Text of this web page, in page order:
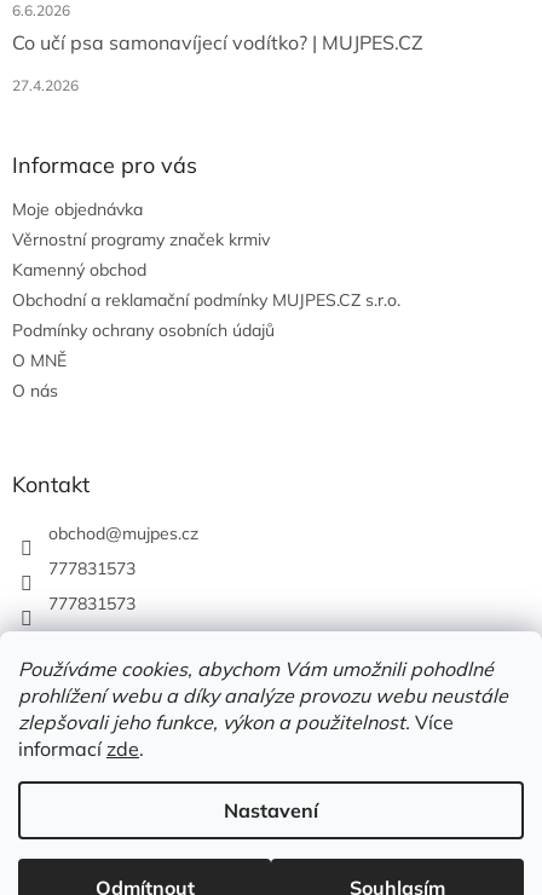
Používáme cookies, abychom Vám umožnili pohodlné
prohlížení webu a díky analýze provozu webu neustále
zlepšovali jeho funkce, výkon a použitelnost. Více
informacízde.
Nastavení
Odmítnout Souhlasím
6.6.2026
Co učí psa samonavíjecí vodítko? | MUJPES.CZ
27.4.2026
Informace pro vás
Moje objednávka
Věrnostní programy značek krmiv
Kamenný obchod
Obchodní a reklamační podmínky MUJPES.CZ s.r.o.
Podmínky ochrany osobních údajů
O MNĚ
O nás
Kontakt
obchod@mujpes.cz
777831573
777831573
Vytvořil Shoptet
Copyright 2026MUJPES.CZ . Všechna práva vyhrazena.